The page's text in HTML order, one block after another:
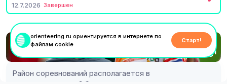
12.7.2026 Завершен
12 июля
1
Район соревнований располагается в
orienteering.ru ориентируется в интернете по
файлам cookie
Старт!